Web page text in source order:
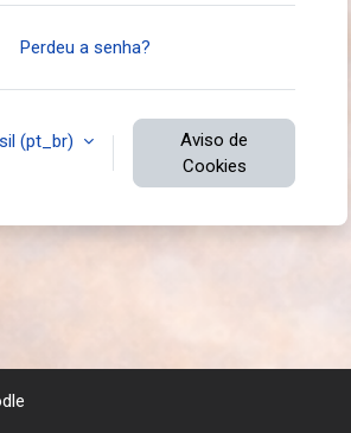
Perdeu a senha?
‎(pt_br)‎
Aviso de
Cookies